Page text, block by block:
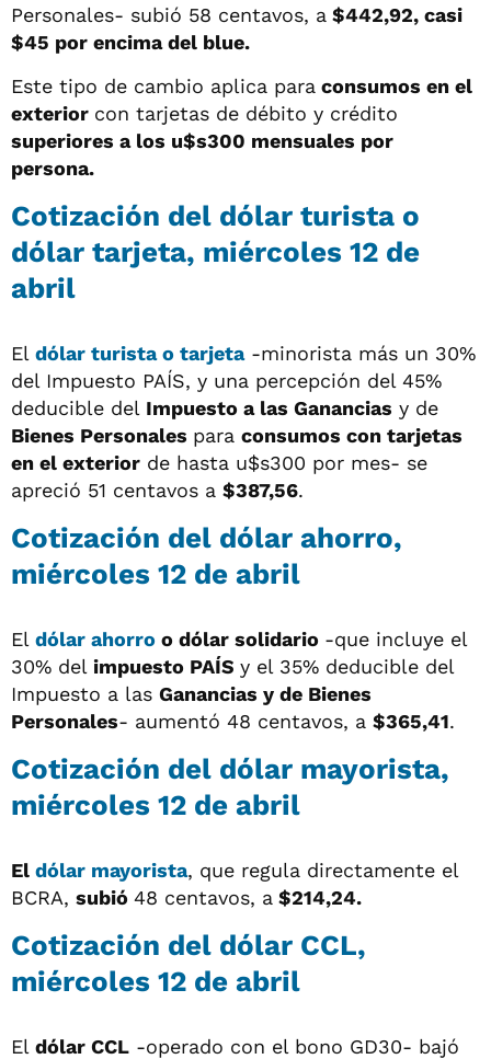
Personales- subió 58 centavos, a $442,92, casi
$45 por encima del blue.
Este tipo de cambio aplica para consumos en el
exterior con tarjetas de débito y crédito
superiores a los u$s300 mensuales por
persona.
Cotización del dólar turista o
dólar tarjeta, miércoles 12 de
abril
El dólar turista o tarjeta-minorista más un 30%
del Impuesto PAÍS, y una percepción del 45%
deducible del Impuesto a las Ganancias y de
Bienes Personales para consumos con tarjetas
en el exterior de hasta u$s300 por mes- se
apreció 51 centavos a $387,56.
Cotización del dólar ahorro,
miércoles 12 de abril
El dólar ahorro o dólar solidario -que incluye el
30% del impuesto PAÍS y el 35% deducible del
Impuesto a las Ganancias y de Bienes
Personales- aumentó 48 centavos, a $365,41.
Cotización del dólar mayorista,
miércoles 12 de abril
El dólar mayorista, que regula directamente el
BCRA, subió 48 centavos, a $214,24.
Cotización del dólar CCL,
miércoles 12 de abril
El dólar CCL -operado con el bono GD30- bajó